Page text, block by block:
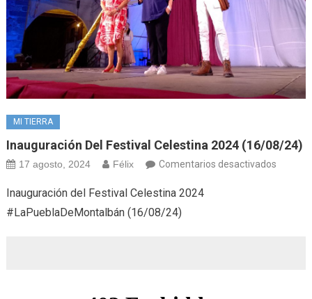
MI TIERRA
Inauguración Del Festival Celestina 2024 (16/08/24)
17 agosto, 2024 Félix Comentarios desactivadosen
Inauguración del Festival Celestina 2024
#LaPueblaDeMontalbán (16/08/24)